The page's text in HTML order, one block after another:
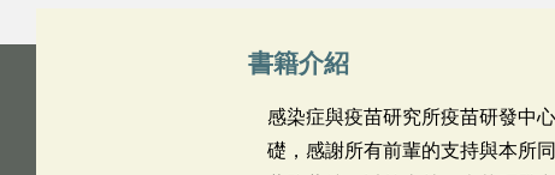
書籍介紹
感染症與疫苗研究所疫苗研發中
礎，感謝所有前輩的支持與本所